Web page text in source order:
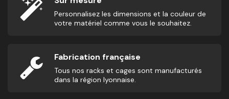
Personnalisez les dimensions et la couleur de
votre matériel comme vous le souhaitez.
Fabrication française
Tous nos racks et cages sont manufacturés
dans la région lyonnaise.